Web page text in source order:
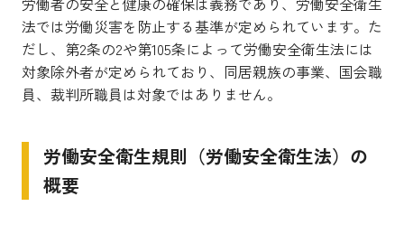
法では労働災害を防止する基準が定められています。た
だし、第2条の2や第105条によって労働安全衛生法には
対象除外者が定められており、同居親族の事業、国会職
員、裁判所職員は対象ではありません。
労働安全衛生規則（労働安全衛生法）の
概要